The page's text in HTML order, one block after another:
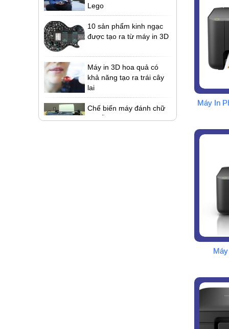
10 sản phẩm kinh ngạc
được tạo ra từ máy in 3D
Máy in 3D hoa quả có
khả năng tạo ra trái cây
lai
Chế biến máy đánh chữ
"cổ lỗ sỉ" thành máy in
Máy In